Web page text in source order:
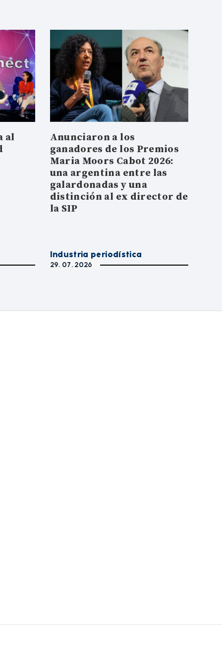
al
Anunciaron a los
ganadores de los Premios
Maria Moors Cabot 2026:
una argentina entre las
galardonadas y una
distinción al ex director de
la SIP
Industria periodística
29. 07. 2026